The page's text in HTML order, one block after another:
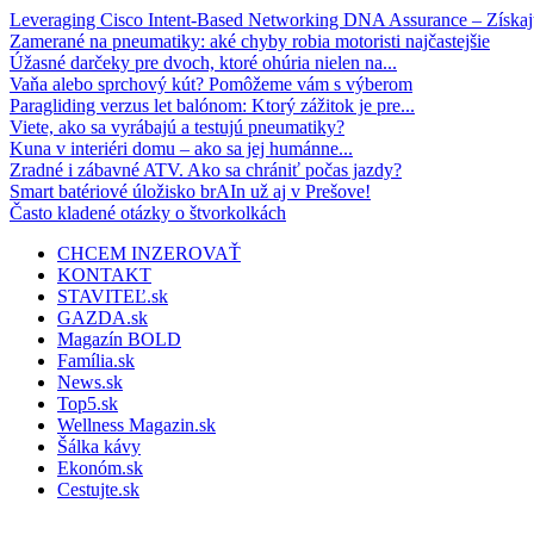
Leveraging Cisco Intent-Based Networking DNA Assurance –
Zamerané na pneumatiky: aké chyby robia motoristi najčastejšie
Úžasné darčeky pre dvoch, ktoré ohúria nielen na...
Vaňa alebo sprchový kút? Pomôžeme vám s výberom
Paragliding verzus let balónom: Ktorý zážitok je pre...
Viete, ako sa vyrábajú a testujú pneumatiky?
Kuna v interiéri domu – ako sa jej humánne...
Zradné i zábavné ATV. Ako sa chrániť počas jazdy?
Smart batériové úložisko brAIn už aj v Prešove!
Často kladené otázky o štvorkolkách
CHCEM INZEROVAŤ
KONTAKT
STAVITEĽ.sk
GAZDA.sk
Magazín BOLD
Família.sk
News.sk
Top5.sk
Wellness Magazin.sk
Šálka kávy
Ekonóm.sk
Cestujte.sk